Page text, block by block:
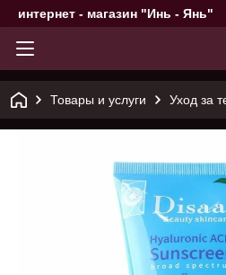
интернет - магазин "Инь - Янь"
Товары и услуги Уход за